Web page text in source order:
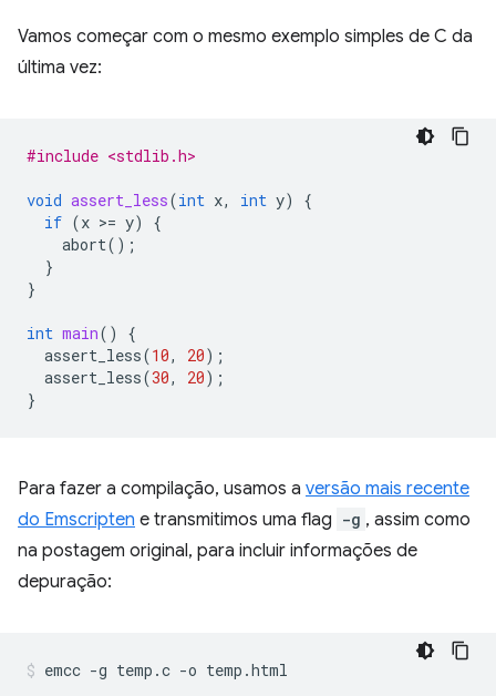
Vamos começar com o mesmo exemplo simples de C da
última vez:
#include <stdlib.h>
void assert_less(int x, int y)
{
if (x >= y)
{
abort();
}
}
int main()
{
assert_less(10, 20);
assert_less(30, 20);
}
Para fazer a compilação, usamos a versão mais recente
do Emscripten e transmitimos uma flag -g , assim como
na postagem original, para incluir informações de
depuração: